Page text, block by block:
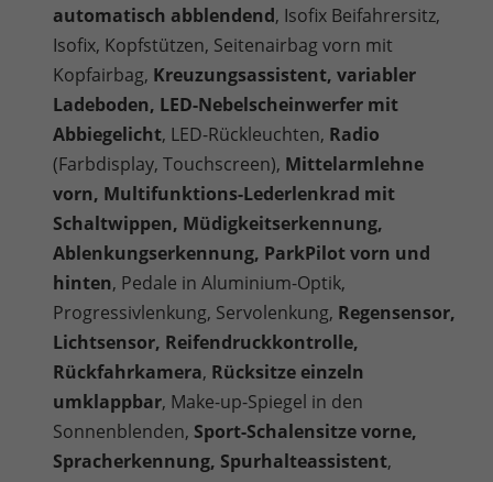
automatisch abblendend, Isofix Beifahrersitz,
Isofix, Kopfstützen, Seitenairbag vorn mit
Kopfairbag, Kreuzungsassistent, variabler
Ladeboden, LED-Nebelscheinwerfer mit
Abbiegelicht, LED-Rückleuchten, Radio
(Farbdisplay, Touchscreen), Mittelarmlehne
vorn, Multifunktions-Lederlenkrad mit
Schaltwippen, Müdigkeitserkennung,
Ablenkungserkennung, ParkPilot vorn und
hinten, Pedale in Aluminium-Optik,
Progressivlenkung, Servolenkung, Regensensor,
Lichtsensor, Reifendruckkontrolle,
Rückfahrkamera, Rücksitze einzeln
umklappbar, Make-up-Spiegel in den
Sonnenblenden, Sport-Schalensitze vorne,
Spracherkennung, Spurhalteassistent,